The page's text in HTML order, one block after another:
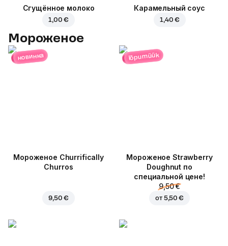
Сгущённое молоко
1,00 €
Карамельный соус
1,40 €
Мороженое
новинка
Мороженое Churrifically
Churros
9,50 €
lõpumüük
Мороженое Strawberry
Doughnut по
специальной цене!
9,50 €
от 5,50 €